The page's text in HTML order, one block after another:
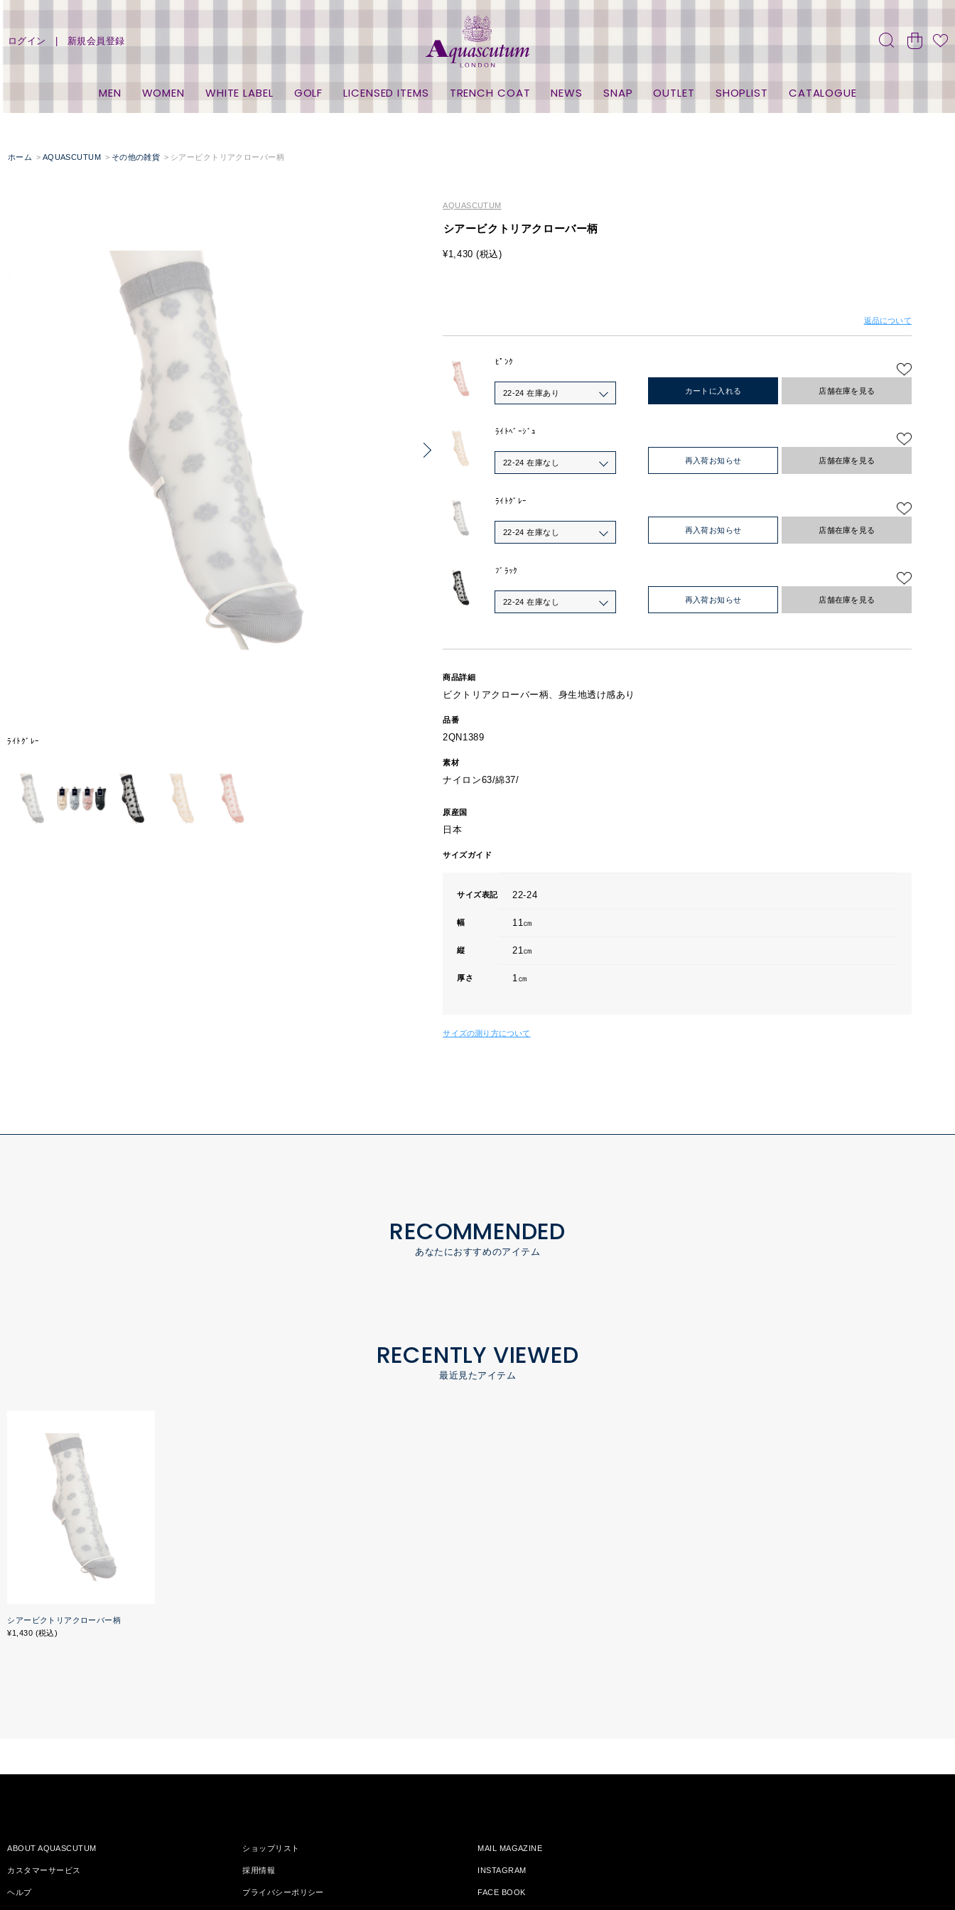
ログイン 新規会員登録
MEN WOMEN WHITE LABEL GOLF LICENSED ITEMS TRENCH COAT NEWS SNAP OUTLET SHOPLIST CATALOGUE
ホーム AQUASCUTUM その他の雑貨 シアービクトリアクローバー柄
ﾗｲﾄｸﾞﾚｰ
AQUASCUTUM
シアービクトリアクローバー柄
¥1,430 (税込)
返品について
ﾋﾟﾝｸ
22-24 在庫あり カートに入れる 店舗在庫を見る
ﾗｲﾄﾍﾞｰｼﾞｭ
22-24 在庫なし 再入荷お知らせ 店舗在庫を見る
ﾗｲﾄｸﾞﾚｰ
22-24 在庫なし 再入荷お知らせ 店舗在庫を見る
ﾌﾞﾗｯｸ
22-24 在庫なし 再入荷お知らせ 店舗在庫を見る
商品詳細
ビクトリアクローバー柄、身生地透け感あり
品番
2QN1389
素材
ナイロン63/綿37/
原産国
日本
サイズガイド
サイズ表記 22-24
幅 11㎝
縦 21㎝
厚さ 1㎝
サイズの測り方について
RECOMMENDED
あなたにおすすめのアイテム
RECENTLY VIEWED
最近見たアイテム
シアービクトリアクローバー柄
¥1,430 (税込)
ABOUT AQUASCUTUM
カスタマーサービス
ヘルプ
ショップリスト
採用情報
プライバシーポリシー
MAIL MAGAZINE
INSTAGRAM
FACE BOOK